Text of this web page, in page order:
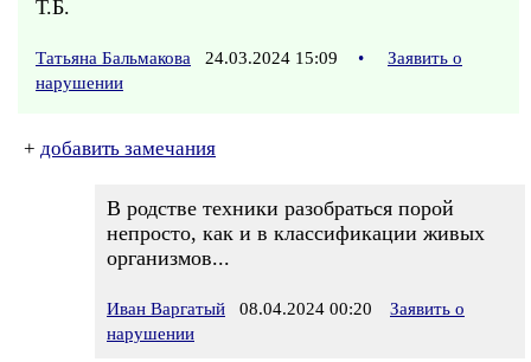
Т.Б.
Татьяна Бальмакова 24.03.2024 15:09 •
Заявить о
нарушении
+ добавить замечания
В родстве техники разобраться порой
непросто, как и в классификации живых
организмов...
Иван Варгатый 08.04.2024 00:20
Заявить о
нарушении